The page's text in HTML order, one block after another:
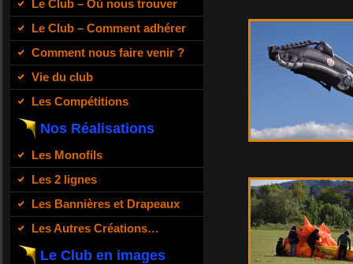
Le Club – Où nous trouver
Le Club – Comment adhérer
Comment nous faire venir ?
Vie du club
Les Compétitions
Nos Réalisations
Les Monofils
Les 2 lignes
Les Bannières et Drapeaux
Les Autres Créations…
Le Club en images